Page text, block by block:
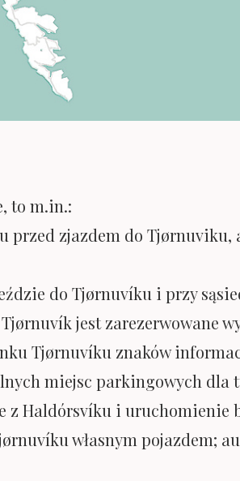
to m.in.:
zjazdem do Tjørnuviku,
do Tjørnuvíku i przy
jest zarezerwowane
Tjørnuvíku znaków
miejsc parkingowych dla
Haldórsvíku i uruchomienie
własnym pojazdem;